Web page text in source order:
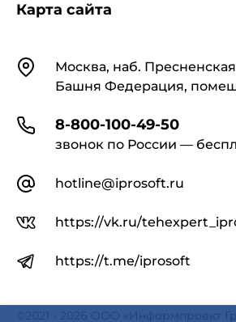
КонтактыМосква, наб.
Башня Федерация,
8-800-100-49-50
звонок по России —
hotline@iprosoft.ru
https://vk.ru/
https://t.me/iprosoft
Карта сайта
©2021 - 2026 ООО «Информпроект